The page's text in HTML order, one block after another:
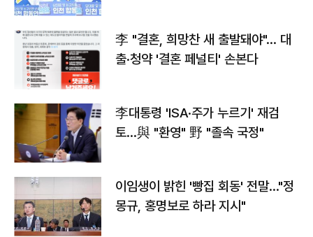
李 "결혼, 희망찬 새 출발돼야"… 대
출·청약 '결혼 페널티' 손본다
李대통령 'ISA·주가 누르기' 재검
토…與 "환영" 野 "졸속 국정"
이임생이 밝힌 '빵집 회동' 전말…"정
몽규, 홍명보로 하라 지시"